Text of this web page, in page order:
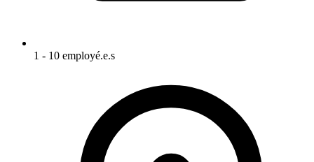
1 - 10 employé.e.s